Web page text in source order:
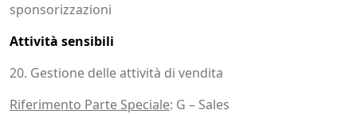
sponsorizzazioni
Attività sensibili
20. Gestione delle attività di vendita
Riferimento Parte Speciale: G – Sales